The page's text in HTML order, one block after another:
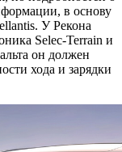
в основу
У Рекона
Selec-Terrain и
он должен
хода и зарядки